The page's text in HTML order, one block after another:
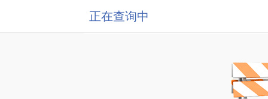
正在查询中